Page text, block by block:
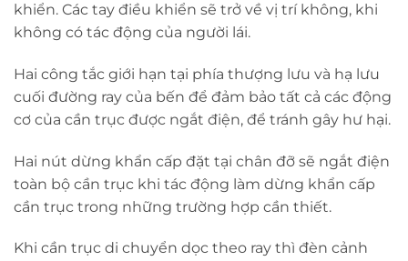
khiển. Các tay điều khiển sẽ trở về vị trí không, khi
không có tác động của người lái.
Hai công tắc giới hạn tại phía thượng lưu và hạ lưu
cuối đường ray của bến để đảm bảo tất cả các động
cơ của cần trục được ngắt điện, để tránh gây hư hại.
Hai nút dừng khẩn cấp đặt tại chân đỡ sẽ ngắt điện
toàn bộ cần trục khi tác động làm dừng khẩn cấp
cần trục trong những trường hợp cần thiết.
Khi cần trục di chuyển dọc theo ray thì đèn cảnh